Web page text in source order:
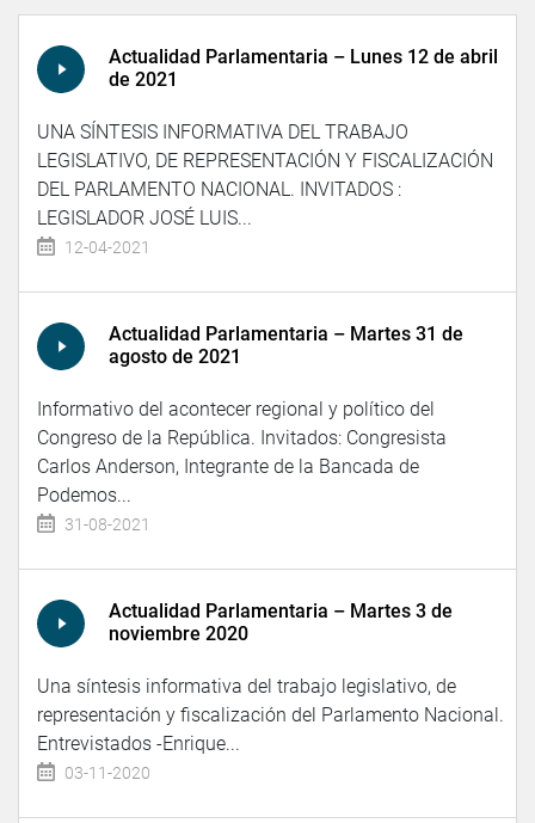
Actualidad Parlamentaria – Lunes 12 de abril
de 2021
UNA SÍNTESIS INFORMATIVA DEL TRABAJO
LEGISLATIVO, DE REPRESENTACIÓN Y FISCALIZACIÓN
DEL PARLAMENTO NACIONAL. INVITADOS :
LEGISLADOR JOSÉ LUIS...
12-04-2021
Actualidad Parlamentaria – Martes 31 de
agosto de 2021
Informativo del acontecer regional y político del
Congreso de la República. Invitados: Congresista
Carlos Anderson, Integrante de la Bancada de
Podemos...
31-08-2021
Actualidad Parlamentaria – Martes 3 de
noviembre 2020
Una síntesis informativa del trabajo legislativo, de
representación y fiscalización del Parlamento Nacional.
Entrevistados -Enrique...
03-11-2020